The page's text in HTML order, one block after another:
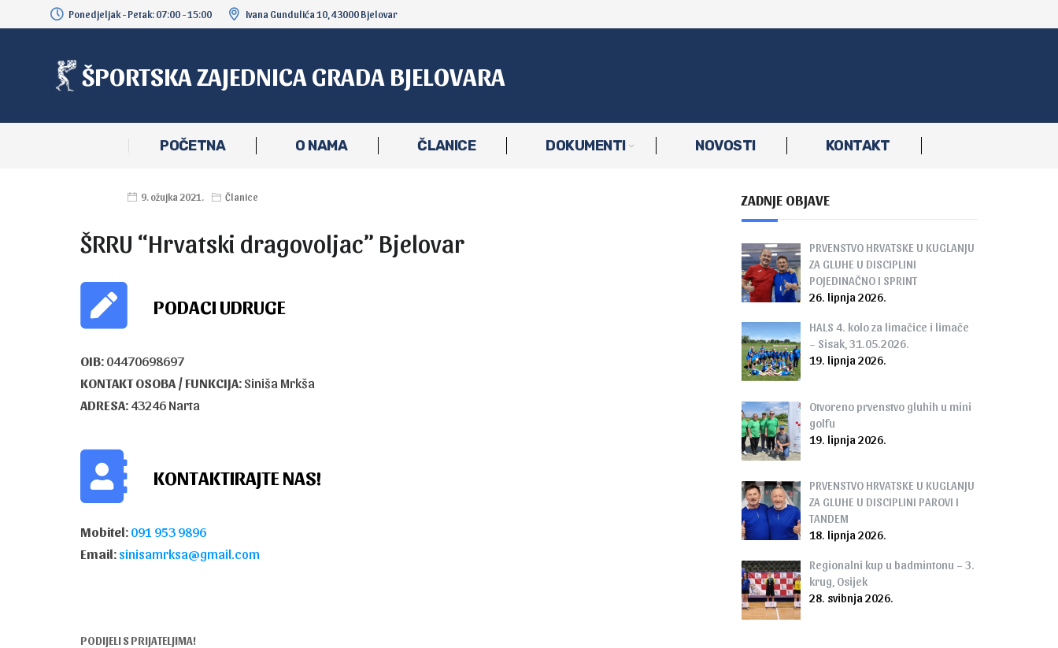
Ponedjeljak - Petak: 07:00 - 15:00 Ivana Gundulića 10, 43000 Bjelovar
ŠPORTSKA ZAJEDNICA GRADA BJELOVARA
POČETNA O NAMA ČLANICE DOKUMENTI NOVOSTI KONTAKT
9. ožujka 2021. Članice
ŠRRU “Hrvatski dragovoljac” Bjelovar
PODACI UDRUGE
OIB: 04470698697
KONTAKT OSOBA / FUNKCIJA: Siniša Mrkša
ADRESA: 43246 Narta
KONTAKTIRAJTE NAS!
Mobitel: 091 953 9896
Email: sinisamrksa@gmail.com
PODIJELI S PRIJATELJIMA!
ZADNJE OBJAVE
PRVENSTVO HRVATSKE U KUGLANJU
ZA GLUHE U DISCIPLINI
POJEDINAČNO I SPRINT
26. lipnja 2026.
HALS 4. kolo za limačice i limače
– Sisak, 31.05.2026.
19. lipnja 2026.
Otvoreno prvenstvo gluhih u mini
golfu
19. lipnja 2026.
PRVENSTVO HRVATSKE U KUGLANJU
ZA GLUHE U DISCIPLINI PAROVI I
TANDEM
18. lipnja 2026.
Regionalni kup u badmintonu – 3.
krug, Osijek
28. svibnja 2026.